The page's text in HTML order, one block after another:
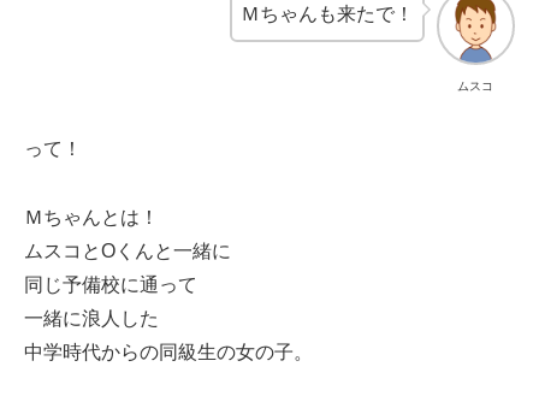
ムスコ
Ｍちゃんも来たで！
って！
Ｍちゃんとは！
ムスコとOくんと一緒に
同じ予備校に通って
一緒に浪人した
中学時代からの同級生の女の子。